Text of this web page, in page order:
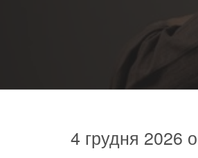
4 грудня 2026